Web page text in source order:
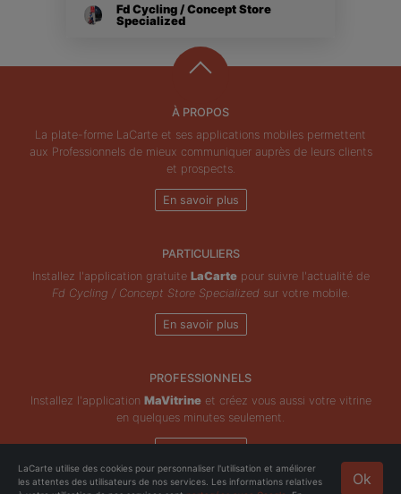
Fd Cycling / Concept Store
Specialized
À PROPOS
La plate-forme LaCarte et ses applications mobiles permettent
aux Professionnels de mieux communiquer auprès de leurs clients
et prospects.
En savoir plus
PARTICULIERS
Installez l'application gratuite LaCartepour suivre l'actualité de
Fd Cycling / Concept Store Specialized sur votre mobile.
En savoir plus
PROFESSIONNELS
Installez l'application MaVitrineet créez vous aussi votre vitrine
en quelques minutes seulement.
En savoir plus
Copyright © ZeMAP 2026 - Tous droits réservés. Ok
LaCarte utilise des cookies pour personnaliser l'utilisation et améliorer
les attentes des utilisateurs de nos services. Les informations relatives